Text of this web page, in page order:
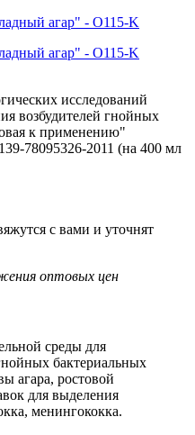
исследований
возбудителей гнойных
к применению"
78095326-2011 (на 400 мл
с вами и уточнят
оптовых цен
среды для
бактериальных
агара, ростовой
для выделения
менингококка.